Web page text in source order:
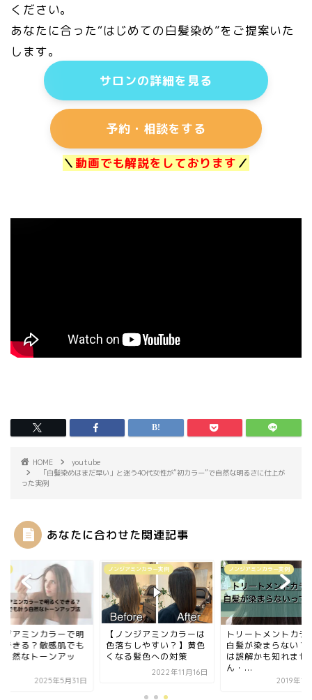
ください。
あなたに合った“はじめての白髪染め”をご提案いた
します。
サロンの詳細を見る
予約・相談をする
＼ 動画でも解説をしております ／
HOME
youtube
「白髪染めはまだ早い」と迷う40代女性が“初カラー”で自然な明るさに仕上が
った実例
あなたに合わせた関連記事
ジアミンカラーで明
できる？敏感肌でも
自然なトーンアッ
2025年5月31日
ノンジアミンカラー実例
【ノンジアミンカラーは
色落ちしやすい？】黄色
くなる髪色への対策
2022年11月16日
ノンジアミンカラー実例
トリートメントカラ
白髪が染まらない？
は誤解かも知れませ
ん・...
2019年1